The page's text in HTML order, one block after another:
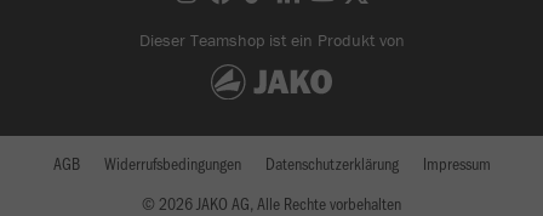
Dieser Teamshop ist ein Produkt von
© 2026 JAKO AG, Alle Rechte vorbehalten
AGB Widerrufsbedingungen Datenschutzerklärung Impressum